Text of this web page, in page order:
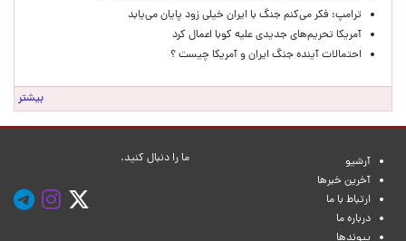
ترامپ: فکر می‌کنم جنگ با ایران خیلی زود پایان می‌یابد
آمریکا تحریم‌های جدیدی علیه کوبا اعمال کرد
احتمالات آینده جنگ ایران و آمریکا چیست ؟
بیشتر
آرشیو
آخرین خبرها
ارتباط با ما
درباره ما
ما را دنبال کنید.